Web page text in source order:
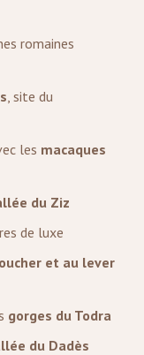
romaines
, site du
les macaques
du Ziz
de luxe
et au lever
gorges du Todra
du Dadès